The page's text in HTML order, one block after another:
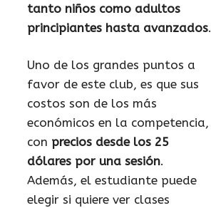
tanto niños como adultos
principiantes hasta avanzados.
Uno de los grandes puntos a
favor de este club, es que sus
costos son de los más
económicos en la competencia,
con precios desde los 25
dólares por una sesión.
Además, el estudiante puede
elegir si quiere ver clases